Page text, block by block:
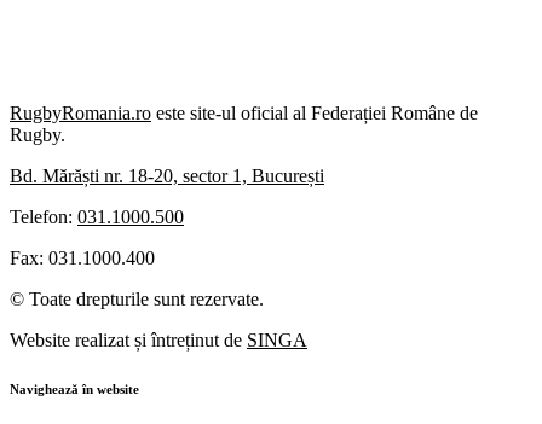
RugbyRomania.ro este site-ul oficial al Federației Române de
Rugby.
Bd. Mărăști nr. 18-20, sector 1, București
Telefon: 031.1000.500
Fax: 031.1000.400
© Toate drepturile sunt rezervate.
Website realizat și întreținut de SINGA
Navighează în website